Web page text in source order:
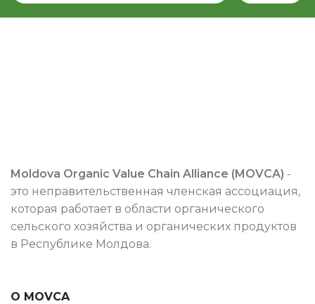
Moldova Organic Value Chain Alliance (MOVCA) -
это неправительственная членская ассоциация,
которая работает в области органического
сельского хозяйства и органических продуктов
в Республике Молдова.
О MOVCA